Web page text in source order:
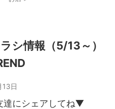
シ情報（5/13～）
日
達にシェアしてね▼